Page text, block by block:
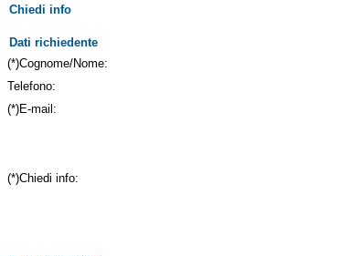
Chiedi info
Dati richiedente
(*)Cognome/Nome:
Telefono:
(*)E-mail:
(*)Chiedi info: